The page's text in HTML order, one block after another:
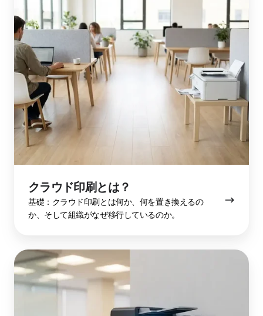
クラウド印刷とは？
基礎：クラウド印刷とは何か、何を置き換えるの
か、そして組織がなぜ移行しているのか。
ド
印
刷
と
は？
ク
ラ
ウ